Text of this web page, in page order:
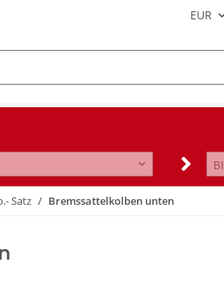
EUR
Satz Bremssattelkolben unten